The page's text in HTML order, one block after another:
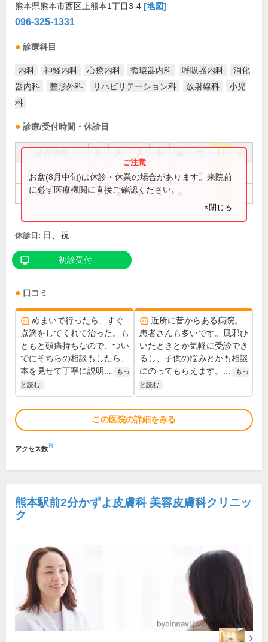
熊本県熊本市西区上熊本1丁目3-4 [地図]
096-325-1331
診療科目
内科 神経内科 心療内科 循環器内科 呼吸器内科
消化
器内科
整形外科 リハビリテーション科 放射線科
小児
科
診療/受付時間・休診日
祝
9:00～13:00
9:00～18:00 ● ● ● ●
お盆(8月中旬)は休診・休業の場合があります。来院前
に必ず医療機関に直接ご確認ください。
×閉じる
休診日: 日、祝
初診受付
口コミ
めまいで行ったら、すぐ
点滴をしてくれて治った。も
ともと頭痛持ちなので、つい
でにそちらの相談もしたら、
本を見せて丁寧に説明...
もっ
と読む
近所に昔からある病院。
患者さんも多いです。風邪ひ
いたときとか気軽に受診でき
るし、子供の悩みとかも相談
にのってもらえます。...
もっ
と読む
この医院の詳細をみる
アクセス数※
熊本駅前2分かずよ皮膚科 美容皮膚科クリニッ
ク